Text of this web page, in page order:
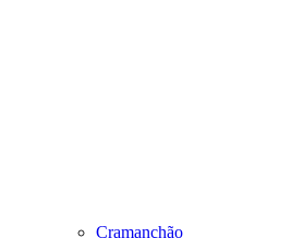
Cramanchão